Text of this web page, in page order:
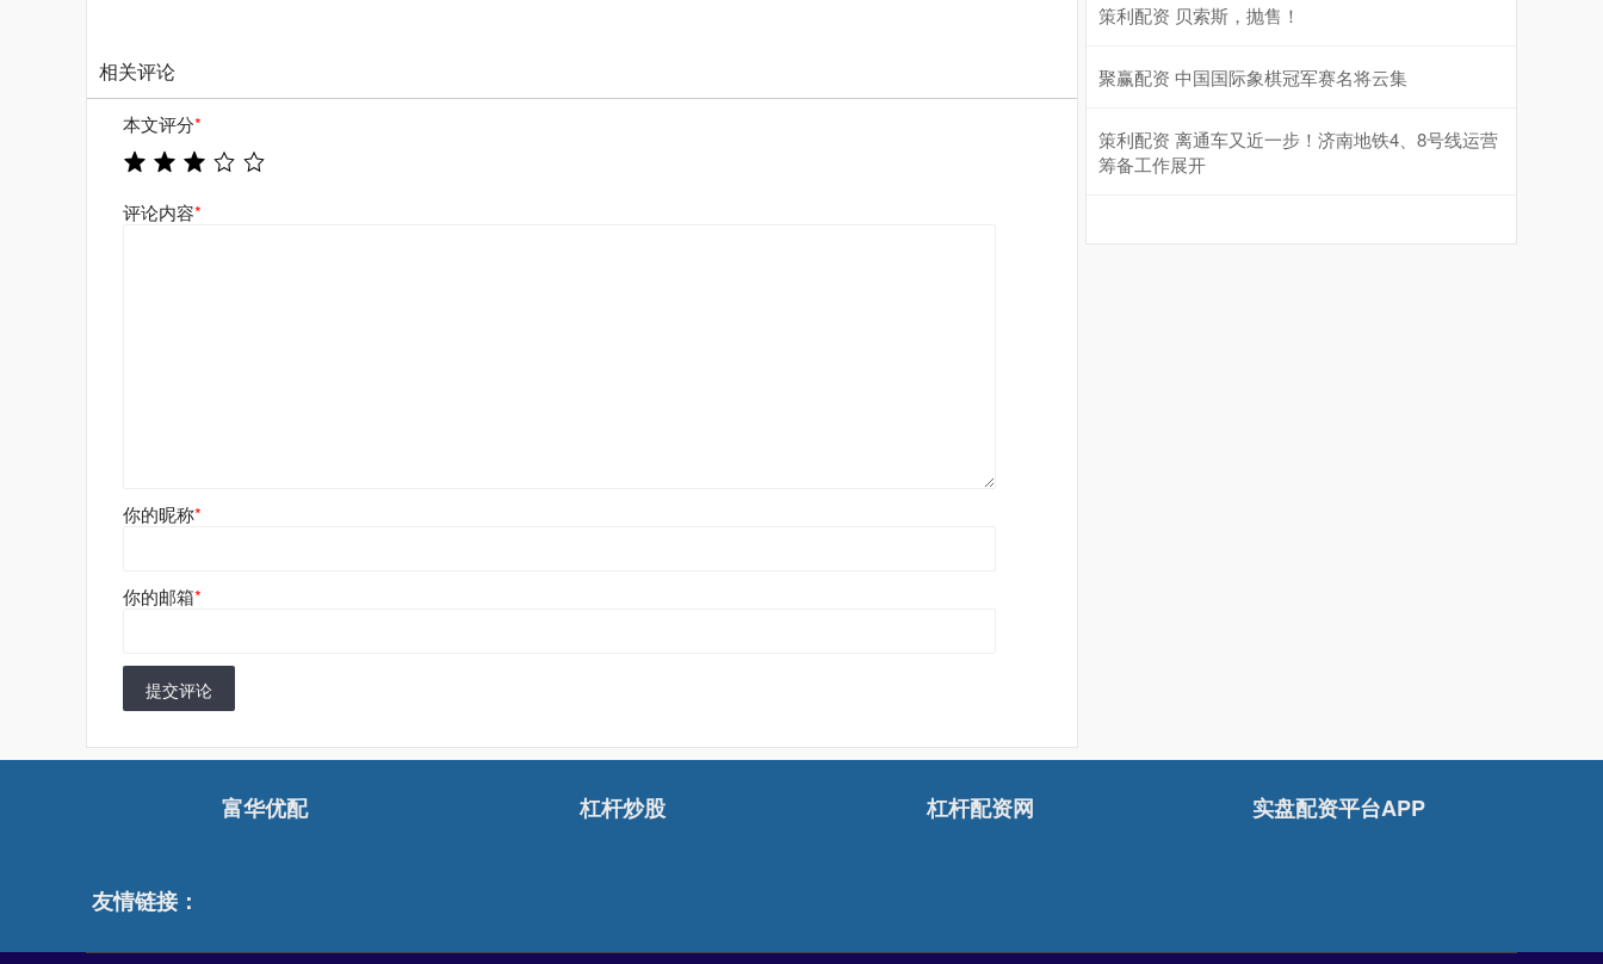
相关评论
本文评分*
评论内容*
你的昵称*
你的邮箱*
提交评论
策利配资 贝索斯，抛售！
聚赢配资 中国国际象棋冠军赛名将云集
策利配资 离通车又近一步！济南地铁4、8号线运营
筹备工作展开
富华优配 杠杆炒股 杠杆配资网 实盘配资平台APP
友情链接：